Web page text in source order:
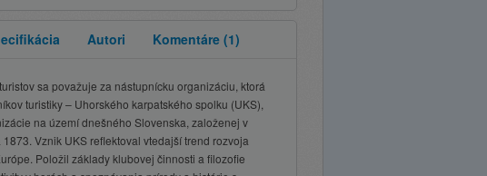
Autori Komentáre (1)
sa považuje za nástupnícku organizáciu, ktorá
turistiky – Uhorského karpatského spolku (UKS),
na území dnešného Slovenska, založenej v
Vznik UKS reflektoval vtedajší trend rozvoja
Položil základy klubovej činnosti a filozofie